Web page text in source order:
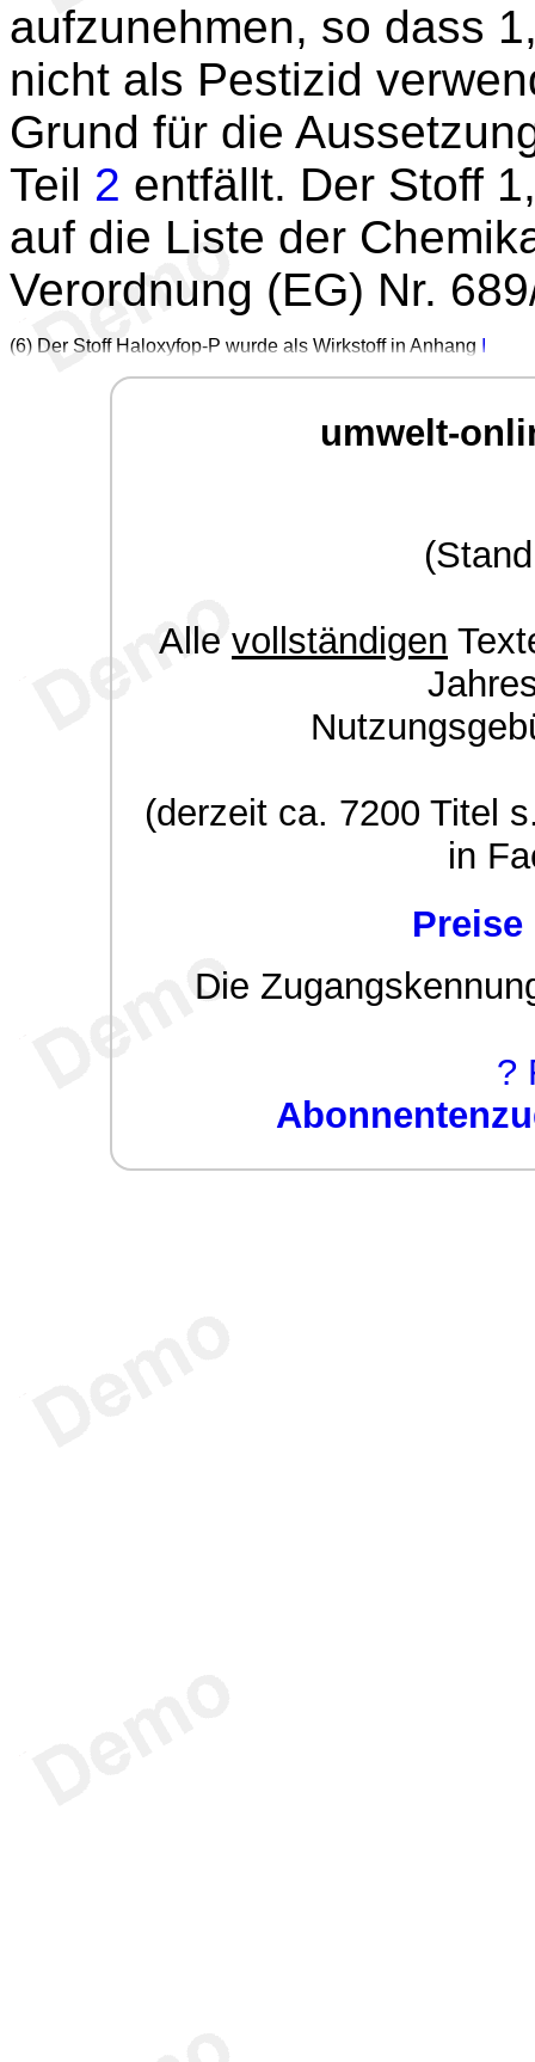
aufzunehmen, so dass
nicht als Pestizid
Grund für die
Teil 2 entfällt. Der Stoff
auf die Liste der
Verordnung (EG) Nr.
(6) Der Stoff Haloxyfop-P wurde als Wirkstoff in Anhang I
umwelt-
Alle vollständigen
(derzeit ca. 7200 Titel
in
Die
?